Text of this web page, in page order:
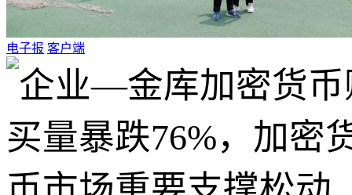
电子报 客户端